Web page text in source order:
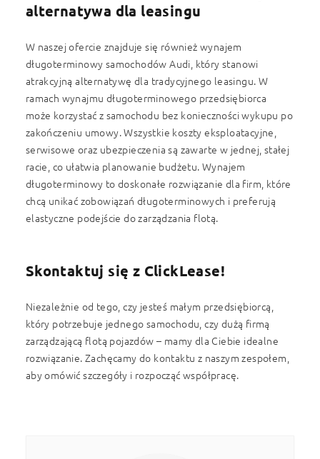
alternatywa dla leasingu
W naszej ofercie znajduje się również wynajem
długoterminowy samochodów Audi, który stanowi
atrakcyjną alternatywę dla tradycyjnego leasingu. W
ramach wynajmu długoterminowego przedsiębiorca
może korzystać z samochodu bez konieczności wykupu po
zakończeniu umowy. Wszystkie koszty eksploatacyjne,
serwisowe oraz ubezpieczenia są zawarte w jednej, stałej
racie, co ułatwia planowanie budżetu. Wynajem
długoterminowy to doskonałe rozwiązanie dla firm, które
chcą unikać zobowiązań długoterminowych i preferują
elastyczne podejście do zarządzania flotą.
Skontaktuj się z ClickLease!
Niezależnie od tego, czy jesteś małym przedsiębiorcą,
który potrzebuje jednego samochodu, czy dużą firmą
zarządzającą flotą pojazdów – mamy dla Ciebie idealne
rozwiązanie. Zachęcamy do kontaktu z naszym zespołem,
aby omówić szczegóły i rozpocząć współpracę.